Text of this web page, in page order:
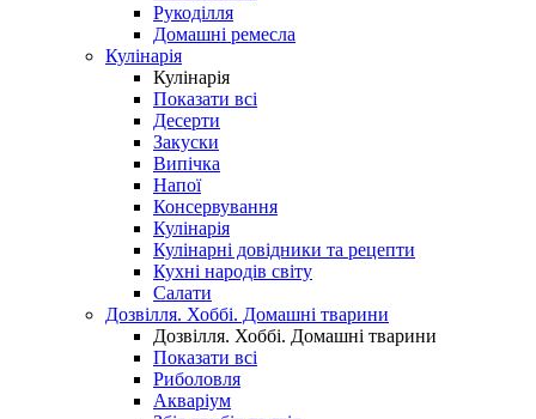
Рукоділля
Домашні ремесла
Кулінарія
Кулінарія
Показати всі
Десерти
Закуски
Випічка
Напої
Консервування
Кулінарія
Кулінарні довідники та рецепти
Кухні народів світу
Салати
Дозвілля. Хоббі. Домашні тварини
Дозвілля. Хоббі. Домашні тварини
Показати всі
Риболовля
Акваріум